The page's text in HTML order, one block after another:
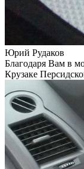
Юрий Рудаков
Благодаря Вам в
Крузаке